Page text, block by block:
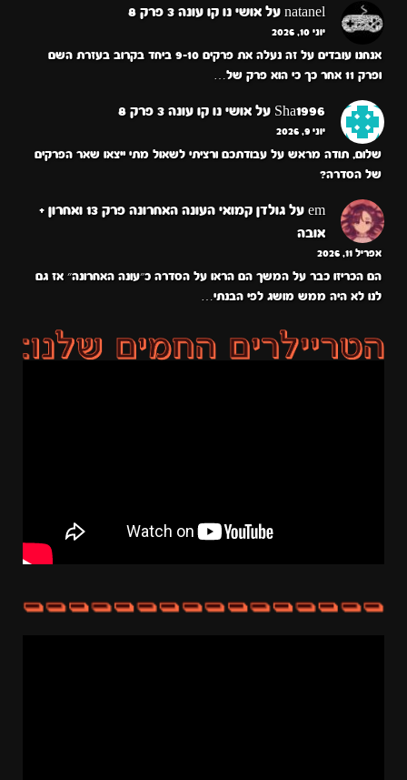
natanel על אושי נו קו עונה 3 פרק 8
יוני 10, 2026
אנחנו עובדים על זה נעלה את פרקים 9-10 ביחד בקרוב בעזרת השם
ופרק 11 אחר כך כי הוא פרק של…
Sha1996 על אושי נו קו עונה 3 פרק 8
יוני 9, 2026
שלום, תודה מראש על עבודתכם ורציתי לשאול מתי ייצאו שאר הפרקים
של הסדרה?
em על
גולדן קמואי העונה האחרונה פרק 13 ואחרון +
אובה
אפריל 11, 2026
הם הכריזו כבר על המשך הם הראו על הסדרה כ״עונה האחרונה״ אז גם
לנו לא היה ממש מושג לפי הבנתי…